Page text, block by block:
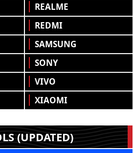
REALME
REDMI
SAMSUNG
SONY
VIVO
XIAOMI
(UPDATED)